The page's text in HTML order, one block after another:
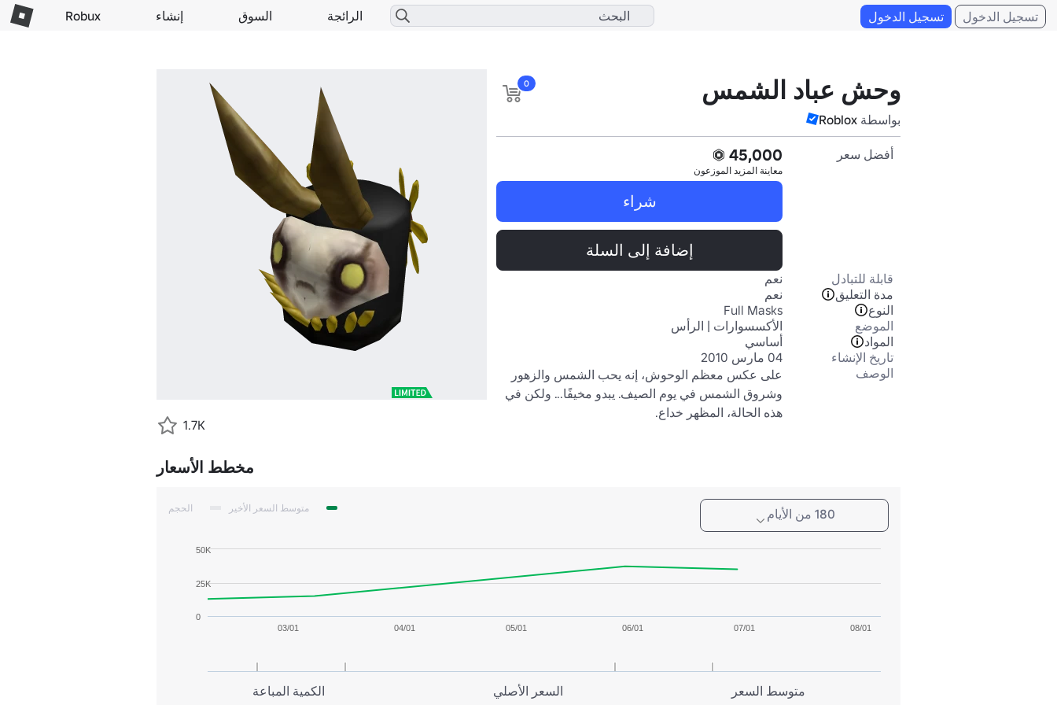
الرائجة السوق إنشاء Robux تسجيل الدخول تسجيل الدخول
وحش عباد الشمس
بواسطة Roblox
0
أفضل سعر 45,000
معاينة المزيد الموزعون
شراء
إضافة إلى السلة
قابلة للتبادل
نعم
مدة التعليق
نعم
النوع
Full Masks
الموضع
الأكسسوارات | الرأس
المواد
أساسي
تاريخ الإنشاء
04 مارس 2010
الوصف
هذه الحالة، المظهر خداع.
1.7K
مخطط الأسعار
180 من الأيام متوسط السعر الأخير الحجم
03/01 04/01 05/01 06/01 07/01 08/01
0
25K
50K
الكمية المباعة السعر الأصلي متوسط السعر